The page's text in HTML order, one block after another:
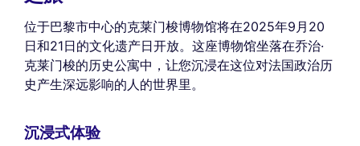
位于巴黎市中心的克莱门梭博物馆将在2025年9月20
日和21日的文化遗产日开放。这座博物馆坐落在乔治·
克莱门梭的历史公寓中，让您沉浸在这位对法国政治历
史产生深远影响的人的世界里。
沉浸式体验